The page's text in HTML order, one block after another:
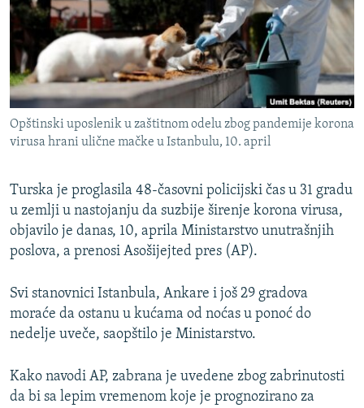
ISPRIČAJ MI
DNEVNO@RSE
SPECIJALI RSE
VIŠE OD NASLOVA
GENOCID U SREBRENICI
TV LIBERTY
POST SCRIPTUM
MOJA EVROPA
SVE KARTE DEJTONA
NASTANAK I RASPAD JUGOSLAVIJE
PRATITE NAS
Sve RFE/RL stranice
Opštinski uposlenik u zaštitnom odelu zbog pandemije korona
virusa hrani ulične mačke u Istanbulu, 10. april
Turska je proglasila 48-časovni policijski čas u 31 gradu
u zemlji u nastojanju da suzbije širenje korona virusa,
objavilo je danas, 10, aprila Ministarstvo unutrašnjih
poslova, a prenosi Asošijejted pres (AP).
Svi stanovnici Istanbula, Ankare i još 29 gradova
moraće da ostanu u kućama od noćas u ponoć do
nedelje uveče, saopštilo je Ministarstvo.
Kako navodi AP, zabrana je uvedene zbog zabrinutosti
da bi sa lepim vremenom koje je prognozirano za